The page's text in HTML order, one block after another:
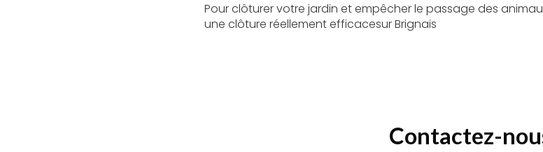
Pour clôturer votre jardin et empêcher le passage des
une clôture réellement efficacesur Brignais
Contactez-